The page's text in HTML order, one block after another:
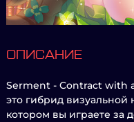
ОПИСАНИЕ
Serment - Contract with
это гибрид
котором вы играете за